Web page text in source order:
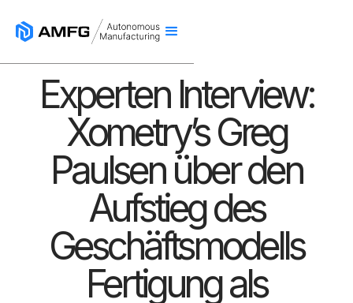
Experten Interview:
Xometry’s Greg
Paulsen über den
Aufstieg des
Geschäftsmodells
Fertigung als